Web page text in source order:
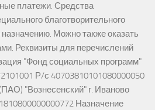
платежи. Средства
благотворительного
Можно также оказать
Реквизиты для перечислений
"Фонд социальных программ"
Р/с 40703810101080000050
"Вознесенский" г. Иваново
Назначение